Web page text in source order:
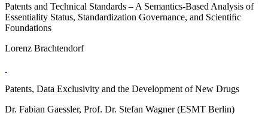
Patents and Technical Standards – A Semantics-Based Analysis of
Essentiality Status, Standardization Governance, and Scientiﬁc
Foundations
Lorenz Brachtendorf
Patents, Data Exclusivity and the Development of New Drugs
Dr. Fabian Gaessler, Prof. Dr. Stefan Wagner (ESMT Berlin)